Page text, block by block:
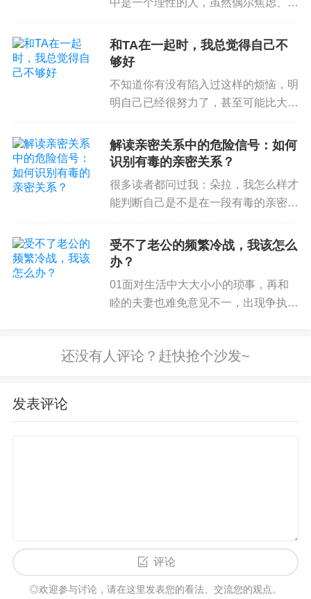
字眼。
没错，情绪勒索（emotional blackmail）
相似的机制，让人倍感压力与不安。苏珊佛沃用 FO
ear），义务（Obligation）与愧疚（Guilt）
来操纵
被勒索者，达到让对方妥协的目的。
情绪勒索者常被分为以下四种类型：
A惩罚者（punisher）
直接的威胁，夸大对被勒索者的伤害，
如：“如果你不帮我，我们就绝交。”
的，如：“如果你不回来，那我活着也没有什么意思
D
暗示被勒索者的让步可以得到好处，但这样的承诺
中是一个理性的人，虽然偶尔焦虑、偶
有一天，被伴侣断崖式的分手、或者冷
暴力后就和变了一个人一样。疯狂的焦
和TA在一起时，我总觉得自己不
够好
不知道你有没有陷入过这样的烦恼，明
明自己已经很努力了，甚至可能比大多
些人总是会对你不满意。这个人可能是
你的家长，可能是你的恋人，也有可能
解读亲密关系中的危险信号：如何
识别有毒的亲密关系？
很多读者都问过我：朵拉，我怎么样才
能判断自己是不是在一段有毒的亲密关
格障碍”的特征（六大特征识别自恋型
人格障碍），我觉得我的伴侣好像有这
受不了老公的频繁冷战，我该怎么
办？
01面对生活中大大小小的琐事，再和
睦的夫妻也难免意见不一，出现争执。
大闹虽然不理性，但至少还有互相沟通
发表评论
评论
◎欢迎参与讨论，请在这里发表您的看法、交流您的观点。